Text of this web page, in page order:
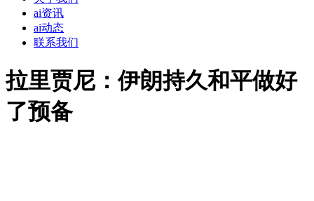
ai资讯
ai动态
联系我们
拉里贾尼：伊朗持久和平做好
了预备